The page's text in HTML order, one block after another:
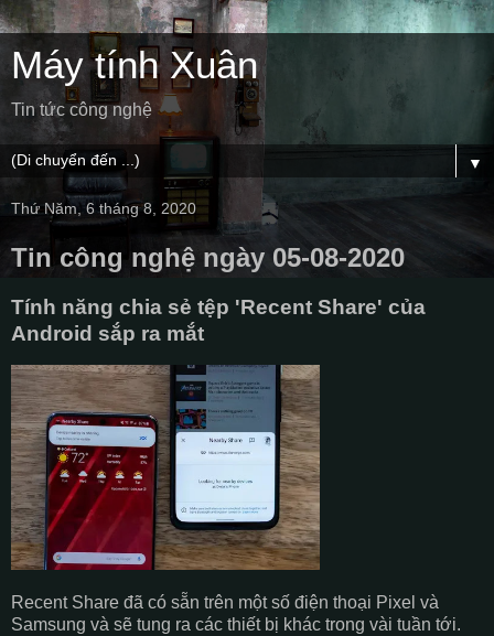
Máy tính Xuân
Tin tức công nghệ
▼
Thứ Năm, 6 tháng 8, 2020
Tin công nghệ ngày 05-08-2020
Tính năng chia sẻ tệp 'Recent Share' của
Android sắp ra mắt
Recent Share đã có sẵn trên một số điện thoại Pixel và
Samsung và sẽ tung ra các thiết bị khác trong vài tuần tới.